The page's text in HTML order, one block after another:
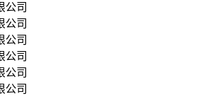
公司
公司
公司
公司
公司
公司